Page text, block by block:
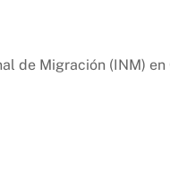
de Migración (INM) en